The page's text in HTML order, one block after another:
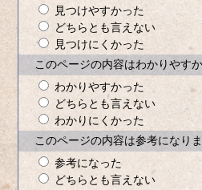
見つけやすかった
どちらとも言えない
見つけにくかった
このページの内容はわかりやす
わかりやすかった
どちらとも言えない
わかりにくかった
このページの内容は参考になり
参考になった
どちらとも言えない